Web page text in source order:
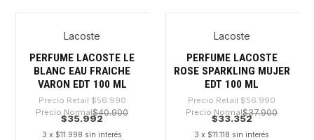
Lacoste
PERFUME LACOSTE LE
BLANC EAU FRAICHE
VARON EDT 100 ML
Precio Retail $56.990
Precio Normal$40.900
$35.992
3 x $11.998 sin interés
Lacoste
PERFUME LACOSTE
ROSE SPARKLING MUJER
EDT 100 ML
Precio Retail $56.990
Precio Normal$37.900
$33.352
3 x $11.118 sin interés